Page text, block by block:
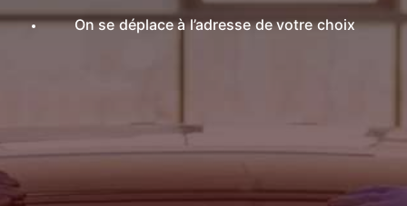
On se déplace à l’adresse de votre choix